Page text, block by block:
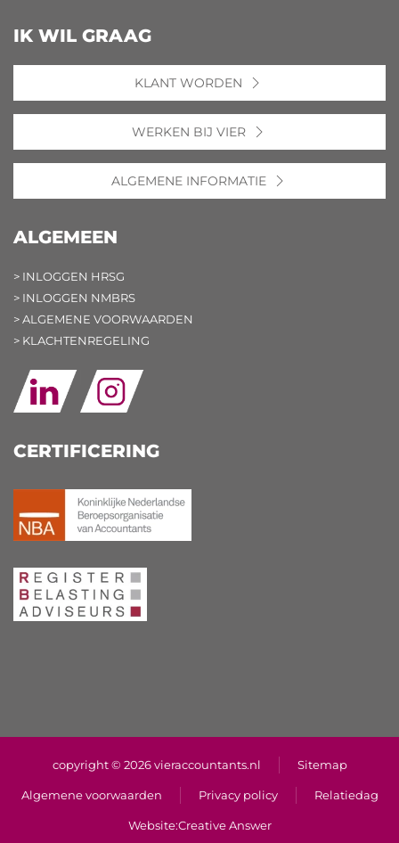
IK WIL GRAAG
KLANT WORDEN
WERKEN BIJ VIER
ALGEMENE INFORMATIE
ALGEMEEN
> INLOGGEN HRSG
> INLOGGEN NMBRS
> ALGEMENE VOORWAARDEN
> KLACHTENREGELING
CERTIFICERING
copyright © 2026 vieraccountants.nl Sitemap
Algemene voorwaarden Privacy policy Relatiedag
Website:Creative Answer